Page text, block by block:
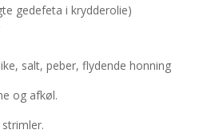
gedefeta i krydderolie)
salt, peber, flydende honning
og afkøl.